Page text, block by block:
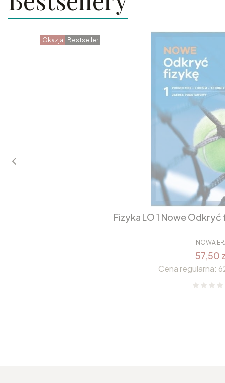
Okazja Bestseller
Fizyka LO 1 Nowe
NOWA
57,50
Cena regularna: